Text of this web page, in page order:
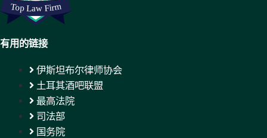
有用的链接
伊斯坦布尔律师协会
土耳其酒吧联盟
最高法院
司法部
国务院